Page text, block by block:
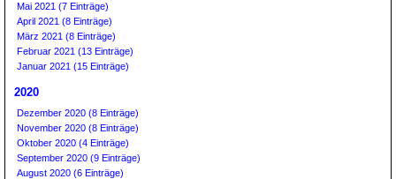
Mai 2021 (7 Einträge)
April 2021 (8 Einträge)
März 2021 (8 Einträge)
Februar 2021 (13 Einträge)
Januar 2021 (15 Einträge)
2020
Dezember 2020 (8 Einträge)
November 2020 (8 Einträge)
Oktober 2020 (4 Einträge)
September 2020 (9 Einträge)
August 2020 (6 Einträge)